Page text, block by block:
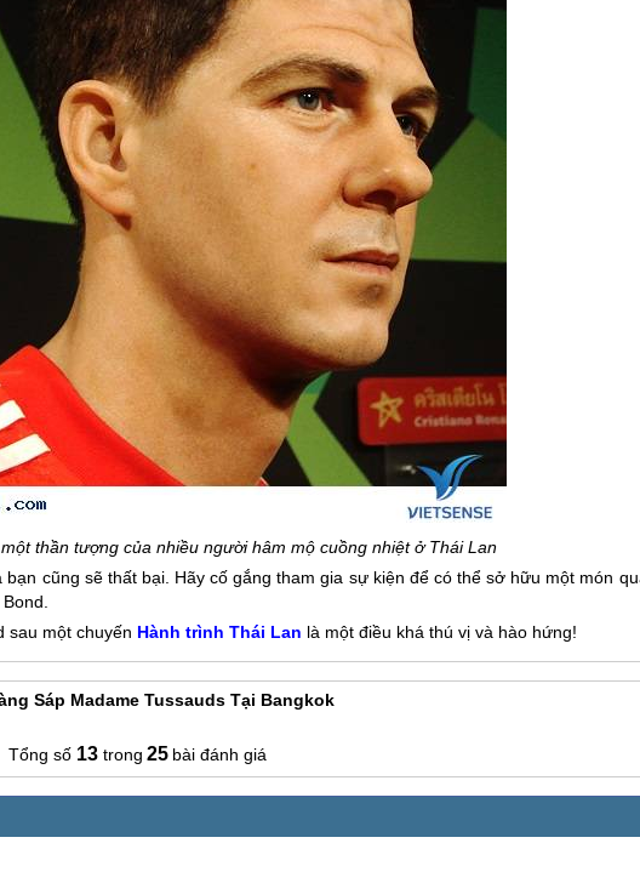
thần tượng của nhiều người hâm mộ cuồng nhiệt ởThái Lan
cũng sẽ thất bại. Hãy cố gắng tham gia sự kiện để có thể sở hữu một món
sau một chuyến Hành trìnhThái Lan là một điều khá thú vị và hào hứng!
Sáp Madame Tussauds Tại Bangkok
13 25 bài đánh giá